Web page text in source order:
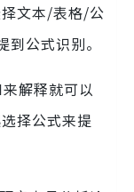
文本/表格/公
公式识别。
解释就可以
择公式来提